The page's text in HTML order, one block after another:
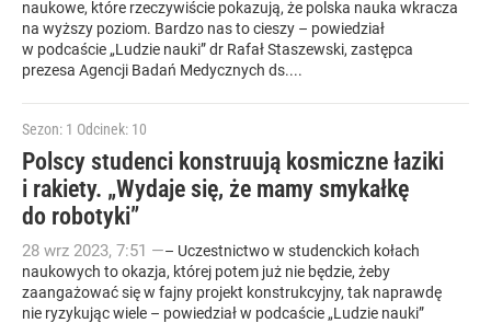
naukowe, które rzeczywiście pokazują, że polska nauka wkracza
na wyższy poziom. Bardzo nas to cieszy – powiedział
w podcaście „Ludzie nauki” dr Rafał Staszewski, zastępca
prezesa Agencji Badań Medycznych ds....
Sezon: 1 Odcinek: 10
Polscy studenci konstruują kosmiczne łaziki
i rakiety. „Wydaje się, że mamy smykałkę
do robotyki”
28 wrz 2023, 7:51 —– Uczestnictwo w studenckich kołach
naukowych to okazja, której potem już nie będzie, żeby
zaangażować się w fajny projekt konstrukcyjny, tak naprawdę
nie ryzykując wiele – powiedział w podcaście „Ludzie nauki”